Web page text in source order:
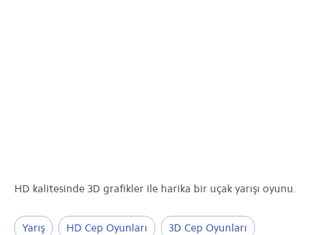
HD kalitesinde 3D grafikler ile harika bir uçak yarışı oyunu.
Yarış HD Cep Oyunları 3D Cep Oyunları